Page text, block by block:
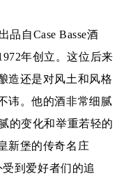
品自Case Basse酒
年创立。这位后来
造还是对风土和风格
讳。他的酒非常细腻
的变化和举重若轻的
新堡的传奇名庄
到爱好者们的追